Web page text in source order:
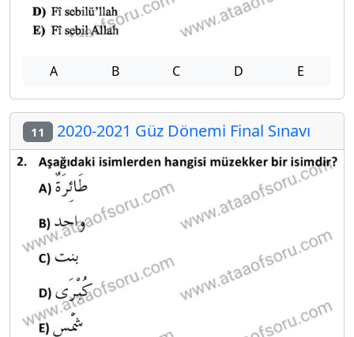
A B C D E
11 2020-2021 Güz Dönemi Final Sınavı